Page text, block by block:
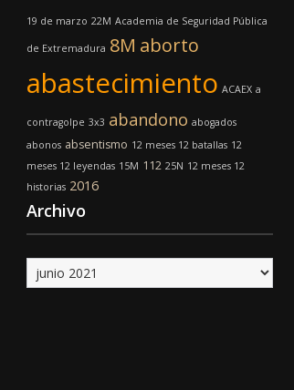
19 de marzo 22M Academia de Seguridad Pública
de Extremadura 8M aborto
abastecimiento ACAEX a
contragolpe 3x3 abandono abogados
abonos absentismo 12 meses 12 batallas 12
meses 12 leyendas 15M 112 25N 12 meses 12
historias 2016
Archivo
Archivo